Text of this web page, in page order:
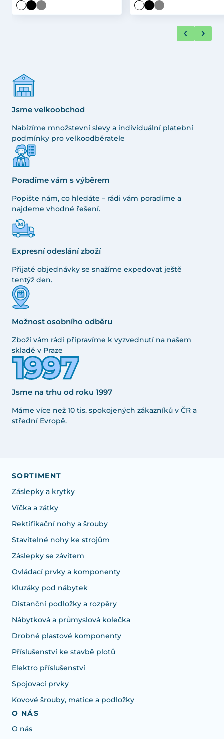
Jsme velkoobchod
Nabízíme množstevní slevy a individuální platební
podmínky pro velkoodběratele
Poradíme vám s výběrem
Popište nám, co hledáte – rádi vám poradíme a
najdeme vhodné řešení.
Expresní odeslání zboží
Přijaté objednávky se snažíme expedovat ještě
tentýž den.
Možnost osobního odběru
Zboží vám rádi připravíme k vyzvednutí na našem
skladě v Praze
Jsme na trhu od roku 1997
Máme více než 10 tis. spokojených zákazníků v ČR a
střední Evropě.
SORTIMENT
Záslepky a krytky
Víčka a zátky
Rektifikační nohy a šrouby
Stavitelné nohy ke strojům
Záslepky se závitem
Ovládací prvky a komponenty
Kluzáky pod nábytek
Distanční podložky a rozpěry
Nábytková a průmyslová kolečka
Drobné plastové komponenty
Příslušenství ke stavbě plotů
Elektro příslušenství
Spojovací prvky
Kovové šrouby, matice a podložky
O NÁS
O nás